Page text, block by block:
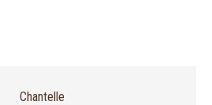
Chantelle